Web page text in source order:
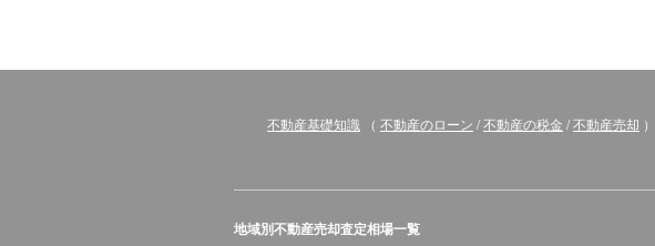
不動産基礎知識 （ 不動産のローン /不動産の税金 /不動産売却 ）
地域別不動産売却査定相場一覧